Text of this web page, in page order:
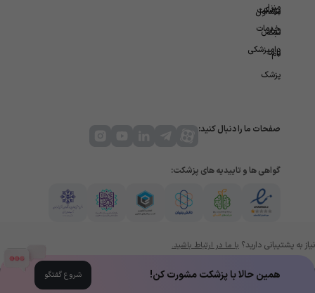
همین حالا با پزشکت مشورت کن! شروع گفتگو
منزل
خدمات
دامپزشکی
متداول
ثبت
نام
پزشک
پزشکت
تماس
با ما
صفحات ما را دنبال کنید:
گواهی ها و تاییدیه های پزشکت:
نیاز به پشتیبانی دارید؟ با ما در ارتباط باشید.
کلیه حقوق مادی و معنوی سایت پزشکت متعلق به شرکت تدبیر سلامت مرهم می باشد.© 1404